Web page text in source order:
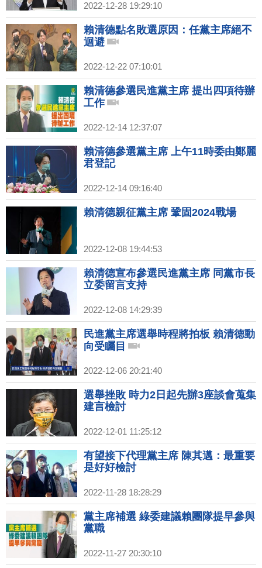
2022-12-28 19:29:10
賴清德點名敗選原因：任黨主席絕不
迴避
2022-12-22 07:10:01
賴清德參選民進黨主席 提出四項待辦
工作
2022-12-14 12:37:07
賴清德參選黨主席 上午11時委由鄭麗
君登記
2022-12-14 09:16:40
賴清德親征黨主席 鞏固2024戰場
2022-12-08 19:44:53
賴清德宣布參選民進黨主席 同黨市長
立委留言支持
2022-12-08 14:29:39
民進黨主席選舉時程將拍板 賴清德動
向受矚目
2022-12-06 20:21:40
選舉挫敗 時力2日起先辦3座談會蒐集
建言檢討
2022-12-01 11:25:12
有望接下代理黨主席 陳其邁：最重要
是好好檢討
2022-11-28 18:28:29
黨主席補選 綠委建議賴團隊提早參與
黨職
2022-11-27 20:30:10